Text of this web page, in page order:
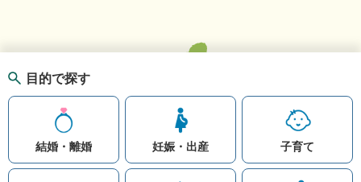
目的で探す
結婚・離婚 妊娠・出産 子育て